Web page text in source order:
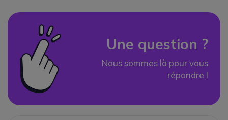
Une question ?
Nous sommes là pour vous
répondre !